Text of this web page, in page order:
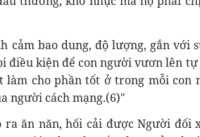
bao dung, độ lượng, gắn với
điều kiện để con người vươn lên
cho phần tốt ở trong mỗi con
người cách mạng.(6)"
ăn năn, hối cải được Người đối